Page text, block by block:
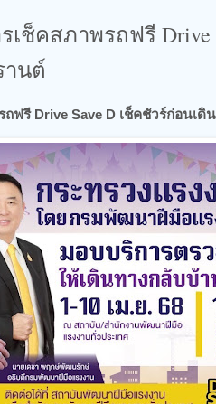
ช็คสภาพรถฟรี Drive
านต์
ฟรี Drive Save D เช็คชัวร์ก่อนเดิ